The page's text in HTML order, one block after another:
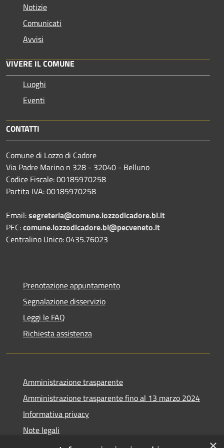
Notizie
Comunicati
Avvisi
VIVERE IL COMUNE
Luoghi
Eventi
CONTATTI
Comune di Lozzo di Cadore
Via Padre Marino n 328 - 32040 - Belluno
Codice Fiscale: 00185970258
Partita IVA: 00185970258
Email:segreteria@comune.lozzodicadore.bl.it
PEC:comune.lozzodicadore.bl@pecveneto.it
Centralino Unico: 0435.76023
Prenotazione appuntamento
Segnalazione disservizio
Leggi le FAQ
Richiesta assistenza
Amministrazione trasparente
Amministrazione trasparente fino al 13 marzo 2024
Informativa privacy
Note legali